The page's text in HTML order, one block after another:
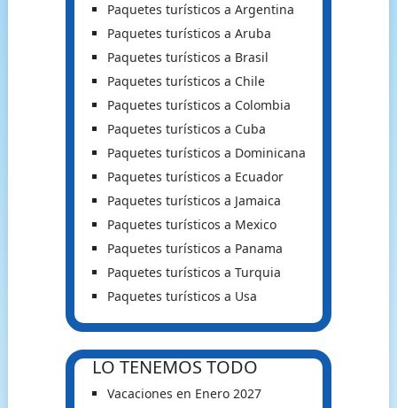
Paquetes turísticos a Argentina
Paquetes turísticos a Aruba
Paquetes turísticos a Brasil
Paquetes turísticos a Chile
Paquetes turísticos a Colombia
Paquetes turísticos a Cuba
Paquetes turísticos a Dominicana
Paquetes turísticos a Ecuador
Paquetes turísticos a Jamaica
Paquetes turísticos a Mexico
Paquetes turísticos a Panama
Paquetes turísticos a Turquia
Paquetes turísticos a Usa
LO TENEMOS TODO
Vacaciones en Enero 2027